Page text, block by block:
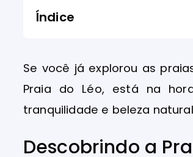
Índice
Se você já explorou as
Praia do Léo, está na
tranquilidade e beleza
Descobrindo a